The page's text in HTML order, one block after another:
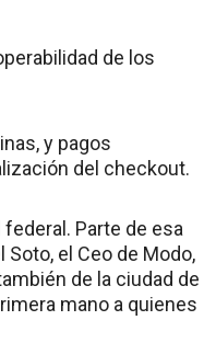
de los
y pagos
del checkout.
Parte de esa
el Ceo de Modo,
de la ciudad de
mano a quienes